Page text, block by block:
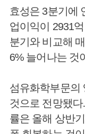
효성은 3분기에
업이익이 2931
분기와 비교해
6% 늘어나는 것
섬유화학부문의
것으로 전망됐
률은 올해 상반